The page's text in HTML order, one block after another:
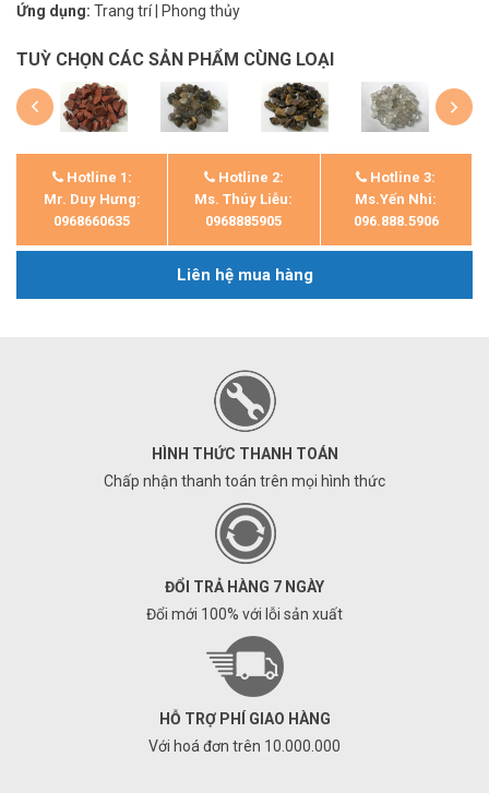
Ứng dụng: Trang trí | Phong thủy
TUỲ CHỌN CÁC SẢN PHẨM CÙNG LOẠI
Hotline 1:
Mr. Duy Hưng:
0968660635
Hotline 2:
Ms. Thúy Liễu:
0968885905
Hotline 3:
Ms.Yến Nhi:
096.888.5906
Liên hệ mua hàng
HÌNH THỨC THANH TOÁN
Chấp nhận thanh toán trên mọi hình thức
ĐỔI TRẢ HÀNG 7 NGÀY
Đổi mới 100% với lỗi sản xuất
HỖ TRỢ PHÍ GIAO HÀNG
Với hoá đơn trên 10.000.000